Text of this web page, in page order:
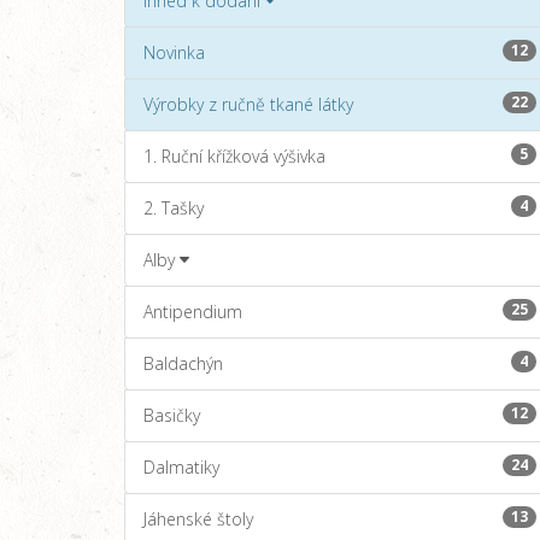
Novinka 12
Výrobky z ručně tkané látky 22
1. Ruční křížková výšivka 5
2. Tašky 4
Alby
Antipendium 25
Baldachýn 4
Basičky 12
Dalmatiky 24
Jáhenské štoly 13